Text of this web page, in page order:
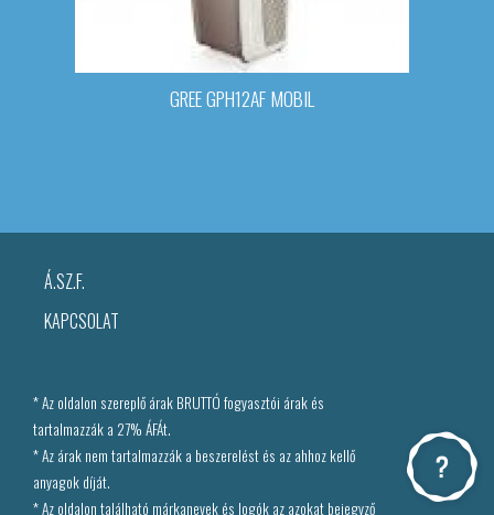
GREE GPH12AF MOBIL
Á.SZ.F.
KAPCSOLAT
* Az oldalon szereplő árak BRUTTÓ fogyasztói árak és
tartalmazzák a 27% ÁFÁt.
* Az árak nem tartalmazzák a beszerelést és az ahhoz kellő
anyagok díját.
* Az oldalon található márkanevek és logók az azokat bejegyző